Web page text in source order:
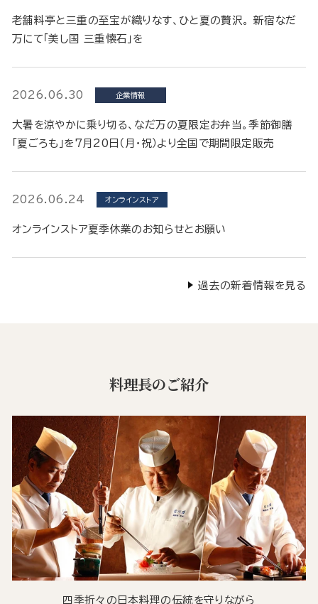
老舗料亭と三重の至宝が織りなす、ひと夏の贅沢。 新宿なだ
万にて「美し国 三重懐石」を
2026.06.30 企業情報
大暑を涼やかに乗り切る、なだ万の夏限定お弁当。季節御膳
「夏ごろも」を7月20日（月・祝）より全国で期間限定販売
2026.06.24 オンラインストア
オンラインストア夏季休業のお知らせとお願い
過去の新着情報を見る
料理長のご紹介
四季折々の日本料理の伝統を守りながら